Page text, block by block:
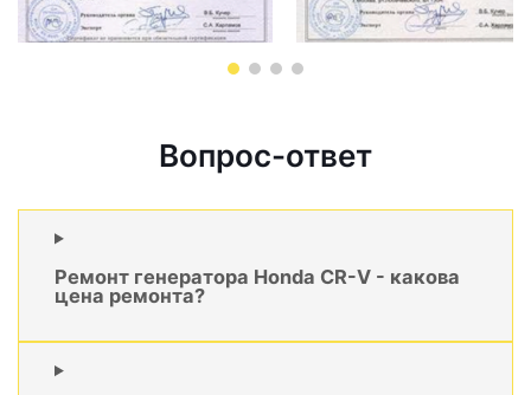
Вопрос-ответ
Ремонт генератора Honda CR-V - какова
цена ремонта?